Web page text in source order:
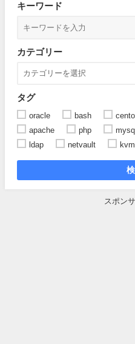
キーワード
カテゴリー
タグ
oracle bash
apache
php mysql
ldap
netvault kvm
スポン